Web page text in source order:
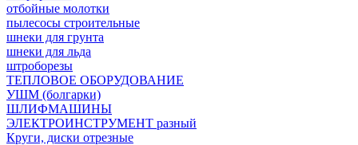
отбойные молотки
пылесосы строительные
шнеки для грунта
шнеки для льда
штроборезы
ТЕПЛОВОЕ ОБОРУДОВАНИЕ
УШМ (болгарки)
ШЛИФМАШИНЫ
ЭЛЕКТРОИНСТРУМЕНТ разный
Круги, диски отрезные